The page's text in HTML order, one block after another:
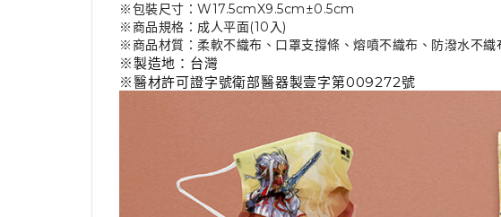
※包裝尺寸：W17.5cmX9.5cm±0.5cm
※商品規格：成人平面(10入)
※商品材質：柔軟不織布、口罩支撐條、熔噴不織布、防潑水不織
※製造地：台灣
※醫材許可證字號衛部醫器製壹字第009272號